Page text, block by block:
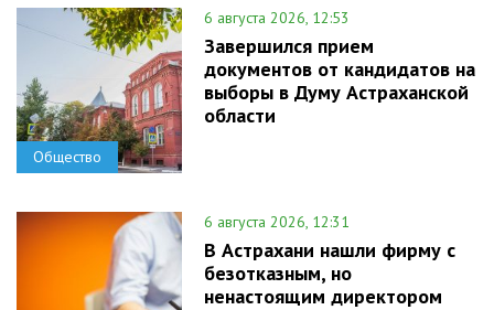
Общество
6 августа 2026, 12:53
Завершился прием
документов от кандидатов на
выборы в Думу Астраханской
области
6 августа 2026, 12:31
В Астрахани нашли фирму с
безотказным, но
ненастоящим директором